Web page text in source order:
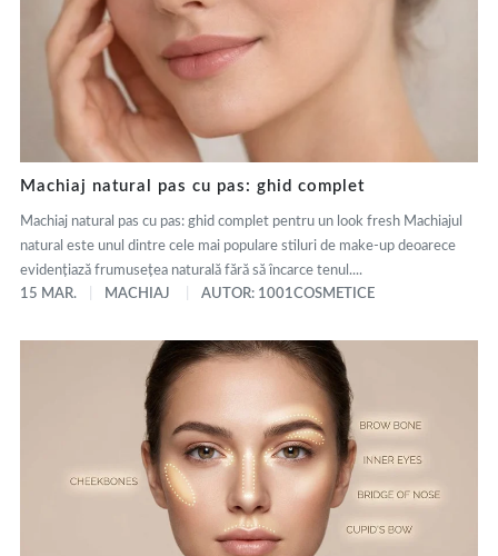
Machiaj natural pas cu pas: ghid complet
Machiaj natural pas cu pas: ghid complet pentru un look fresh Machiajul
natural este unul dintre cele mai populare stiluri de make-up deoarece
evidențiază frumusețea naturală fără să încarce tenul....
15 MAR.
MACHIAJ AUTOR: 1001COSMETICE